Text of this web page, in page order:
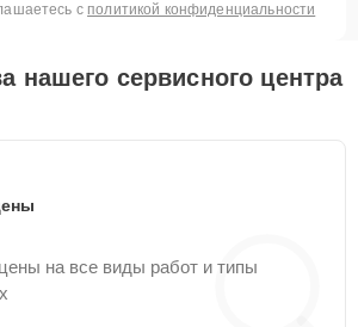
с политикой конфиденциальности
нашего сервисного центра
на все виды работ и типы